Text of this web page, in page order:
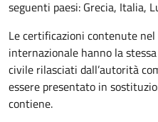
seguenti paesi: Grecia, Italia,
Le certificazioni contenute
internazionale hanno la
civile rilasciati dall’autorità
essere presentato in
contiene.